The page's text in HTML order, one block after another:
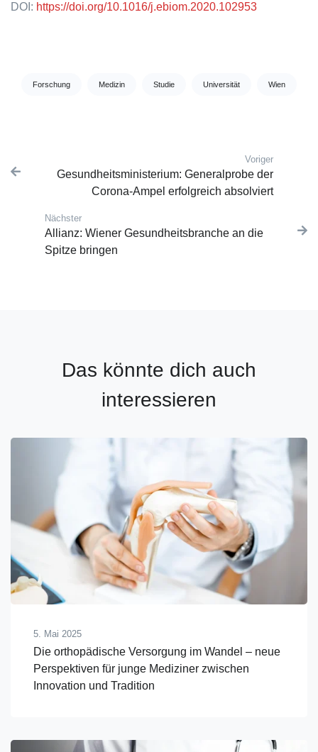
DOI: https://doi.org/10.1016/j.ebiom.2020.102953
Tags:Forschung Medizin Studie Universität Wien
Post navigation Voriger
Gesundheitsministerium: Generalprobe der
Corona-Ampel erfolgreich absolviert
Nächster
Nächster Beitrag:
Allianz: Wiener Gesundheitsbranche an die
Spitze bringen
Das könnte dich auch
interessieren
5. Mai 2025
Die orthopädische Versorgung im Wandel – neue
Perspektiven für junge Mediziner zwischen
Innovation und Tradition